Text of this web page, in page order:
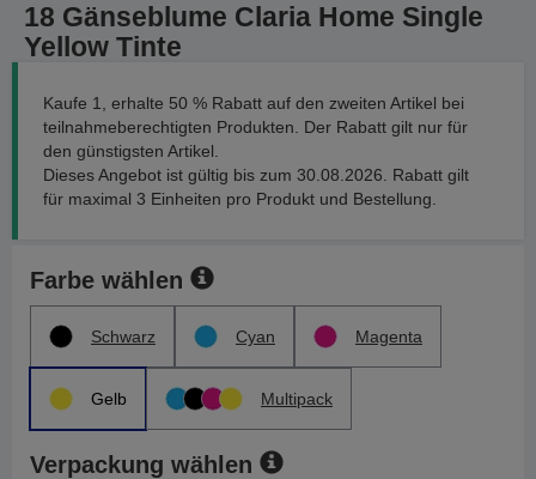
18 Gänseblume Claria Home Single
Yellow Tinte
Kaufe 1, erhalte 50 % Rabatt auf den zweiten Artikel bei
teilnahmeberechtigten Produkten. Der Rabatt gilt nur für
den günstigsten Artikel.
Dieses Angebot ist gültig bis zum 30.08.2026. Rabatt gilt
für maximal 3 Einheiten pro Produkt und Bestellung.
Farbe wählen
Schwarz Cyan Magenta
Gelb Multipack
Verpackung wählen